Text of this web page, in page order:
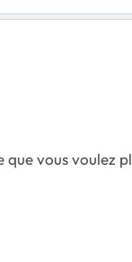
vous voulez